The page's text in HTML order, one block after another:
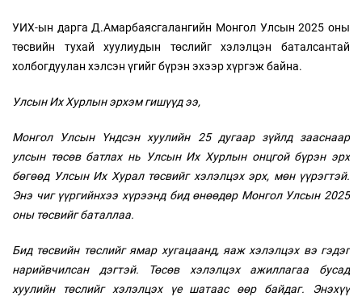
УИХ-ын дарга Д.Амарбаясгалангийн Монгол Улсын 2025 оны
төсвийн тухай хуулиудын төслийг хэлэлцэн баталсантай
холбогдуулан хэлсэн үгийг бүрэн эхээр хүргэж байна.
Улсын Их Хурлын эрхэм гишүүд ээ,
Монгол Улсын Үндсэн хуулийн 25 дугаар зүйлд зааснаар
улсын төсөв батлах нь Улсын Их Хурлын онцгой бүрэн эрх
бөгөөд Улсын Их Хурал төсвийг хэлэлцэх эрх, мөн үүрэгтэй.
Энэ чиг үүргийнхээ хүрээнд бид өнөөдөр Монгол Улсын 2025
оны төсвийг баталлаа.
Бид төсвийн төслийг ямар хугацаанд, яаж хэлэлцэх вэ гэдэг
нарийвчилсан дэгтэй. Төсөв хэлэлцэх ажиллагаа бусад
хуулийн төслийг хэлэлцэх үе шатаас өөр байдаг. Энэхүү